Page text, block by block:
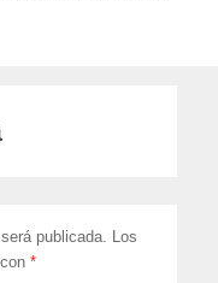
publicada. Los
con*